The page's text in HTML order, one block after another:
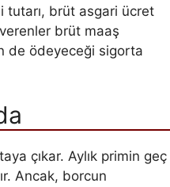
tutarı, brüt asgari ücret
brüt maaş
de ödeyeceği sigorta
çıkar. Aylık primin geç
Ancak, borcun